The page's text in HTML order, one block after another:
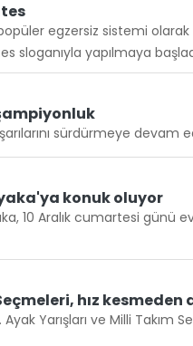
egzersiz sistemi
sloganıyla yapılmaya
sürdürmeye devam
konuk oluyor
10 Aralık cumartesi günü
hız
Yarışları ve Milli Takım